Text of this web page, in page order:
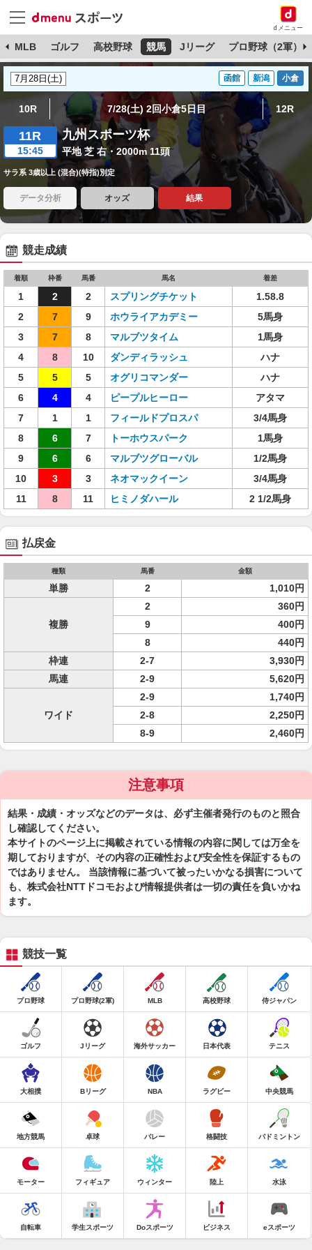
dメニュー
MLB ゴルフ 高校野球 競馬 Jリーグ プロ野球（2軍）
函館 新潟 小倉
10R 7/28(土) 2回小倉5日目 12R
11R
15:45
九州スポーツ杯
平地 芝 右・2000m 11頭
サラ系 3歳以上 (混合)(特指)別定
データ分析 オッズ 結果
競走成績
着順 枠番 馬番 馬名 着差
1 2 2 スプリングチケット
1.58.8
2
7 9 ホウライアカデミー
5馬身
3
7 8 マルブツタイム
1馬身
4
8 10 ダンディラッシュ
ハナ
5
5 5 オグリコマンダー
ハナ
6
4 4 ピープルヒーロー
アタマ
7
1 1 フィールドプロスパ
3/4馬身
8
6 7 トーホウスパーク
1馬身
9
6 6 マルブツグローバル
1/2馬身
10
3 3 ネオマックイーン
3/4馬身
11
8 11 ヒミノダハール 2 1/2馬身
払戻金
種類 馬番 金額
単勝 2 1,010円
複勝
2
360円
9
400円
8
440円
枠連
2-7
3,930円
馬連
2-9 5,620円
ワイド
2-9
1,740円
2-8
2,250円
8-9
2,460円
注意事項
結果・成績・オッズなどのデータは、必ず主催者発行のものと照合
し確認してください。
本サイトのページ上に掲載されている情報の内容に関しては万全を
期しておりますが、その内容の正確性および安全性を保証するもの
ではありません。 当該情報に基づいて被ったいかなる損害について
も、株式会社NTTドコモおよび情報提供者は一切の責任を負いかね
ます。
競技一覧
プロ野球 プロ野球(2軍) MLB 高校野球 侍ジャパン
ゴルフ Jリーグ 海外サッカー 日本代表 テニス
大相撲 Bリーグ NBA ラグビー 中央競馬
地方競馬 卓球 バレー 格闘技 バドミントン
モーター フィギュア ウィンター 陸上 水泳
自転車 学生スポーツ Doスポーツ ビジネス eスポーツ